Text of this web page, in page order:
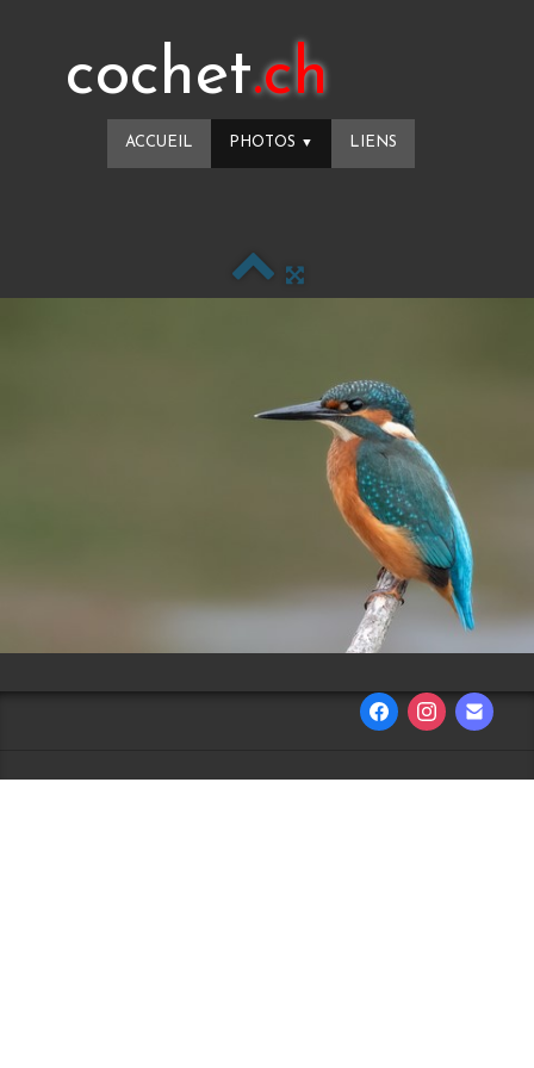
cochet.ch
ACCUEIL PHOTOS ▼ LIENS